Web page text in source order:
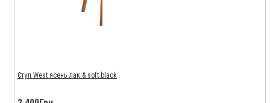
Стул West ясень лак & soft black